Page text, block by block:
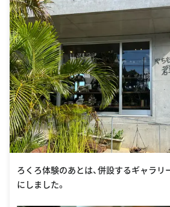
ろくろ体験のあとは、併設するギャラ
にしました。